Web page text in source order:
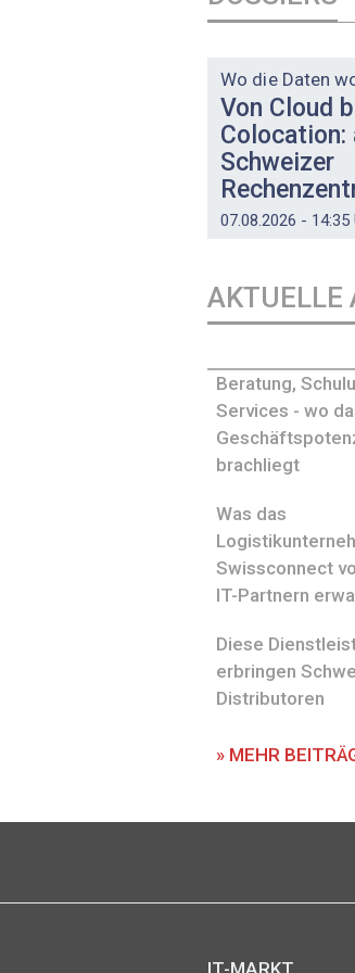
Wo die Daten
Von Cloud
Colocation:
Schweizer
07.08.2026 - 14:35
AKTUELLE
Beratung,
Services - wo
brachliegt
Was das
Swissconnect
IT-Partnern
Diese
erbringen
Distributoren
» MEHR
IT-MARKT